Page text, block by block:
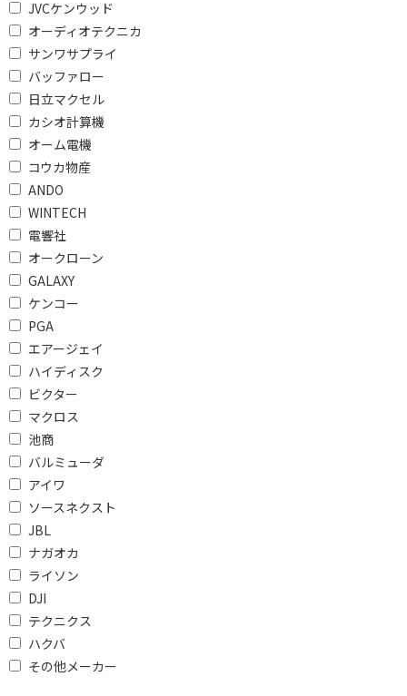
JVCケンウッド
オーディオテクニカ
サンワサプライ
バッファロー
日立マクセル
カシオ計算機
オーム電機
コウカ物産
ANDO
WINTECH
電響社
オークローン
GALAXY
ケンコー
PGA
エアージェイ
ハイディスク
ビクター
マクロス
池商
バルミューダ
アイワ
ソースネクスト
JBL
ナガオカ
ライソン
DJI
テクニクス
ハクバ
その他メーカー
接続端子で絞り込む
Lightning
φ3.5mm ミニプラグ
ライトニング端子
ARCで絞り込む
VOD対応
Dolby Atmosで絞り込む
DolbyAtmos対応
DTS:Xで絞り込む
DTS:X対応
チャンネルで絞り込む
Bluetoothで絞り込む
Bluetooth対応